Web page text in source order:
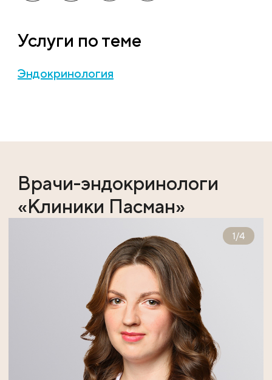
Услуги по теме
Эндокринология
Врачи-эндокринологи
«Клиники Пасман»
1/4